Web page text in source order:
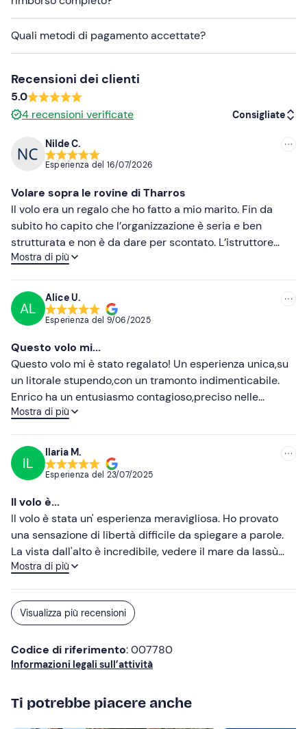
Quali metodi di pagamento accettate?
Recensioni dei clienti
5.0
4 recensioni verificate Consigliate
Meno recenti
Più alte
Nilde C.
Esperienza del 16/07/2026
Volare sopra le rovine di Tharros
Il volo era un regalo che ho fatto a mio marito. Fin da
subito ho capito che l’organizzazione è seria e ben
strutturata e non è da dare per scontato. L’istruttore
Enrico è stato molto sccoogliente e cordiale. Dopo una
Destinazione scelta al momento, visto che il meteo e le
correnti permettevano di decidere.. Volo piacevole
panorama stupendo.. Direi promosso a pieni voti. Mio
marito è rimasto molto entusiasta..
Mostra di più
AL
Alice U.
Esperienza del 9/06/2025
Questo volo mi...
Questo volo mi è stato regalato! Un esperienza unica,su
un litorale stupendo,con un tramonto indimenticabile.
Enrico ha un entusiasmo contagioso,preciso nelle
spiegazione tecnica del volo nelle sue varie fasi ma allo
volta come me. Fantastico. Da rifare !
Mostra di più
IL
Ilaria M.
Esperienza del 23/07/2025
Il volo è...
Il volo è stata un' esperienza meravigliosa. Ho provato
una sensazione di libertà difficile da spiegare a parole.
La vista dall'alto è incredibile, vedere il mare da lassù
durante il tramonto è un' esperienza spettacolare. L'
sentire sicura e a mio agio. Consiglio questa avventura a
tutti perché ti fa sentire viva e in contatto con la natura
Mostra di più
Visualizza più recensioni
Codice di riferimento: 007780
Informazioni legali sull’attività
Ti potrebbe piacere anche